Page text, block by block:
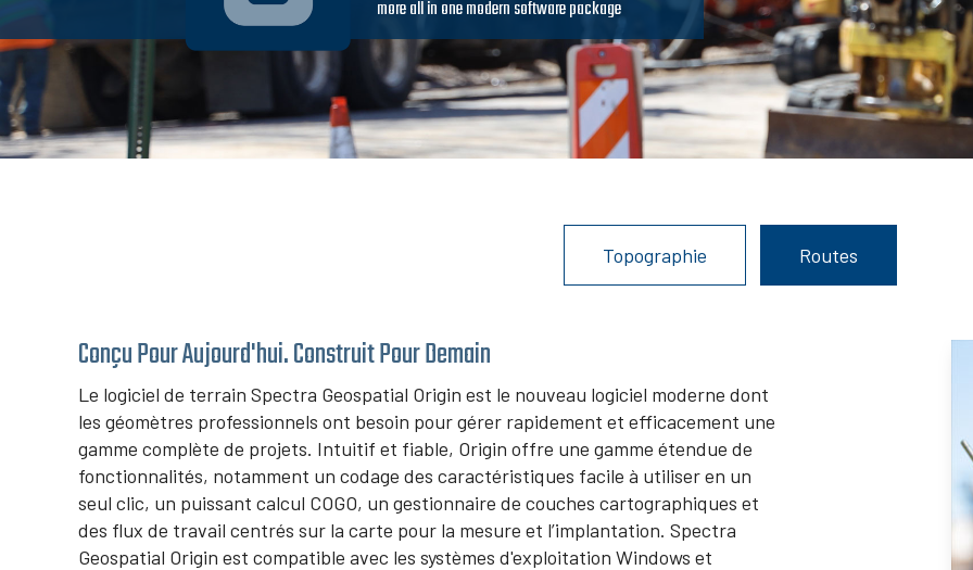
more all in one modern software package
Topographie Routes
Conçu Pour Aujourd'hui. Construit Pour Demain
Le logiciel de terrain Spectra Geospatial Origin est le nouveau logiciel moderne dont
les géomètres professionnels ont besoin pour gérer rapidement et efficacement une
gamme complète de projets. Intuitif et fiable, Origin offre une gamme étendue de
fonctionnalités, notamment un codage des caractéristiques facile à utiliser en un
seul clic, un puissant calcul COGO, un gestionnaire de couches cartographiques et
des flux de travail centrés sur la carte pour la mesure et l’implantation. Spectra
Geospatial Origin est compatible avec les systèmes d'exploitation Windows et